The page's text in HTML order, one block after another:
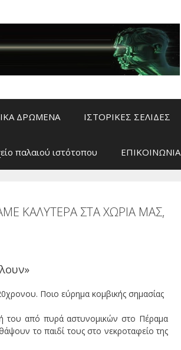
ΔΡΩΜΕΝΑ ΙΣΤΟΡΙΚΕΣ ΣΕΛΙΔΕΣ
παλαιού ιστότοπου ΕΠΙΚΟΙΝΩΝΙΑ
ΚΑΛΥΤΕΡΑ ΣΤΑ XΩΡΙΑ ΜΑΣ,
του από πυρά αστυνομικών στο Πέραμα
το παιδί τους στο νεκροταφείο της